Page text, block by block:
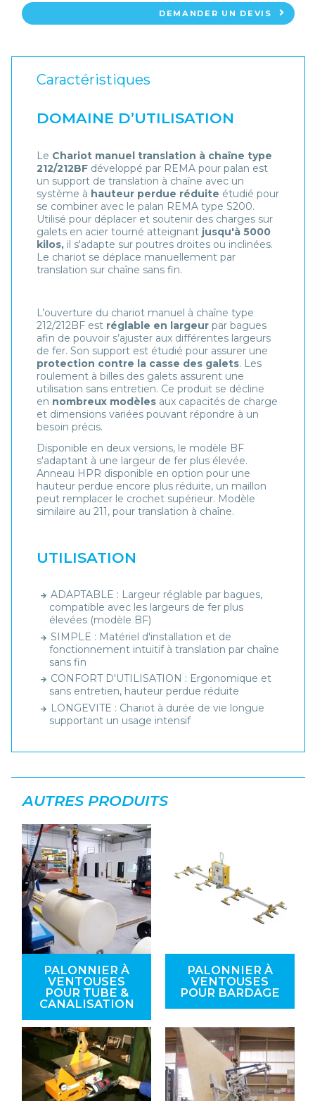
DEMANDER UN DEVIS
Caractéristiques
DOMAINE D’UTILISATION
Le Chariot manuel translation à chaîne type
212/212BF développé par REMA pour palan est
un support de translation à chaîne avec un
système à hauteur perdue réduite étudié pour
se combiner avec le palan REMA type S200.
Utilisé pour déplacer et soutenir des charges sur
galets en acier tourné atteignant jusqu'à 5000
kilos, il s'adapte sur poutres droites ou inclinées.
Le chariot se déplace manuellement par
translation sur chaîne sans fin.
L’ouverture du chariot manuel à chaîne type
212/212BF est réglable en largeur par bagues
afin de pouvoir s’ajuster aux différentes largeurs
de fer. Son support est étudié pour assurer une
protection contre la casse des galets. Les
roulement à billes des galets assurent une
utilisation sans entretien. Ce produit se décline
en nombreux modèles aux capacités de charge
et dimensions variées pouvant répondre à un
besoin précis.
Disponible en deux versions, le modèle BF
s'adaptant à une largeur de fer plus élevée.
Anneau HPR disponible en option pour une
hauteur perdue encore plus réduite, un maillon
peut remplacer le crochet supérieur. Modèle
similaire au 211, pour translation à chaîne.
UTILISATION
ADAPTABLE : Largeur réglable par bagues,
compatible avec les largeurs de fer plus
élevées (modèle BF)
SIMPLE : Matériel d'installation et de
fonctionnement intuitif à translation par chaîne
sans fin
CONFORT D'UTILISATION : Ergonomique et
sans entretien, hauteur perdue réduite
LONGEVITE : Chariot à durée de vie longue
supportant un usage intensif
AUTRES PRODUITS
PALONNIER À
VENTOUSES
POUR TUBE &
CANALISATION
PALONNIER À
VENTOUSES
POUR BARDAGE